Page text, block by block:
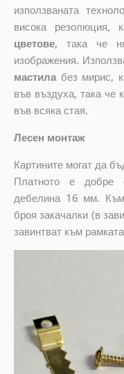
използваната
висока резолюция,
цветове, така че
изображения.
мастилабез мирис,
във въздуха, така че
във всяка стая.
Лесен монтаж
Картините могат да
Платното е добре
дебелина 16 мм. Към
броя закачалки (в
завинтват към